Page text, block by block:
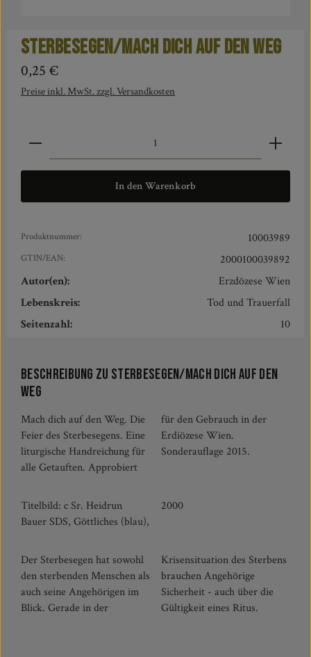
Sterbesegen/Mach dich auf den Weg
Regulärer Preis:
0,25 €
Preise inkl. MwSt. zzgl. Versandkosten
Produkt Anzahl: Gib den gewünschten Wert ein oder
In den Warenkorb
Produktnummer: 10003989
GTIN/EAN:
2000100039892
Autor(en):
Erzdözese Wien
Lebenskreis:
Tod und Trauerfall
Seitenzahl:
10
Beschreibung zu Sterbesegen/Mach dich auf den
Weg
Mach dich auf den Weg. Die
Feier des Sterbesegens. Eine
liturgische Handreichung für
alle Getauften. Approbiert
für den Gebrauch in der
Erdiözese Wien.
Sonderauflage 2015.
Titelbild: c Sr. Heidrun
Bauer SDS, Göttliches (blau),
2000
Der Sterbesegen hat sowohl
den sterbenden Menschen als
auch seine Angehörigen im
Blick. Gerade in der
Krisensituation des Sterbens
brauchen Angehörige
Sicherheit - auch über die
Gültigkeit eines Ritus.